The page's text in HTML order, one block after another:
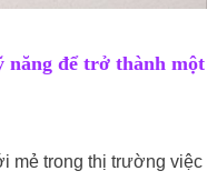
năng để trở thành một
mẻ trong thị trường việc